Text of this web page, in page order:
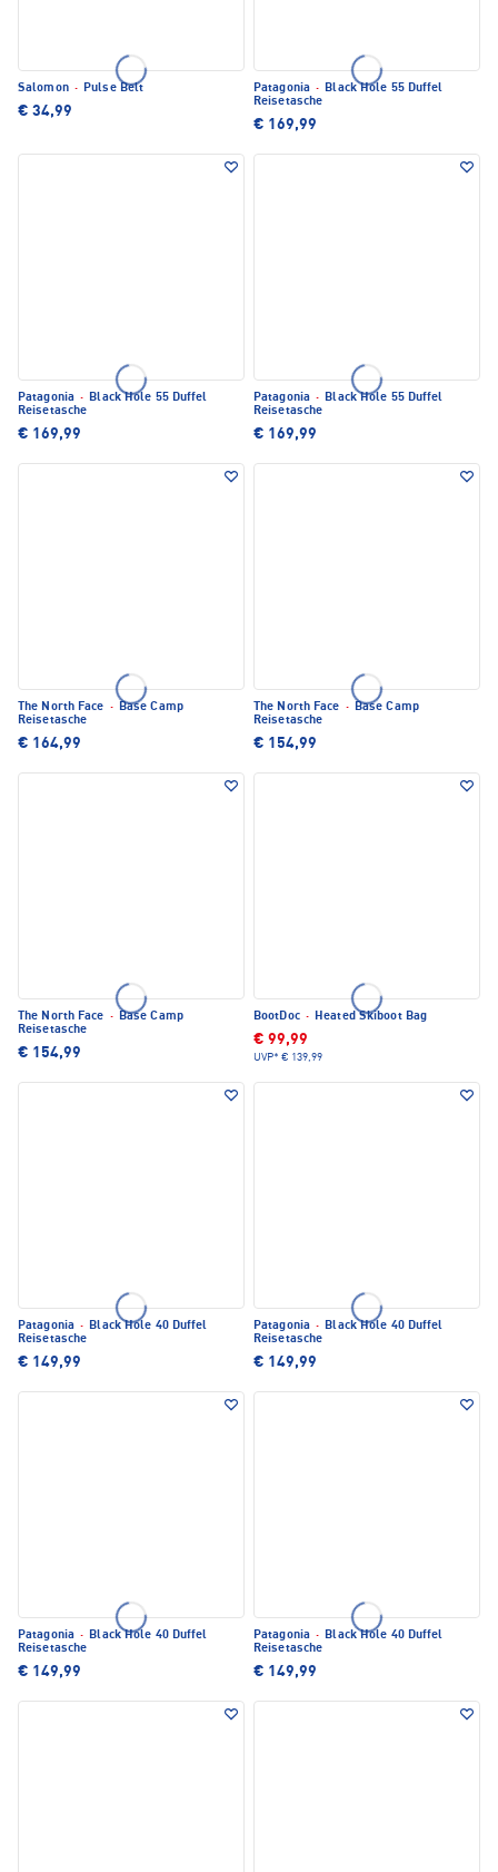
Salomon · Pulse Belt
€ 34,99
Patagonia · Black Hole 55 Duffel
Reisetasche
€ 169,99
Patagonia · Black Hole 55 Duffel
Reisetasche
€ 169,99
Patagonia · Black Hole 55 Duffel
Reisetasche
€ 169,99
The North Face · Base Camp
Reisetasche
€ 164,99
The North Face · Base Camp
Reisetasche
€ 154,99
The North Face · Base Camp
Reisetasche
€ 154,99
BootDoc · Heated Skiboot Bag
€ 99,99
UVP* € 139,99
Patagonia · Black Hole 40 Duffel
Reisetasche
€ 149,99
Patagonia · Black Hole 40 Duffel
Reisetasche
€ 149,99
Patagonia · Black Hole 40 Duffel
Reisetasche
€ 149,99
Patagonia · Black Hole 40 Duffel
Reisetasche
€ 149,99